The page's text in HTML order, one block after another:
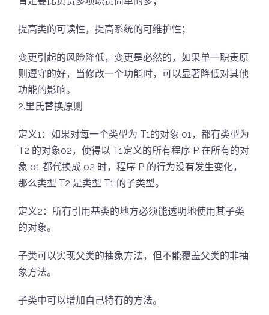
提高类的可读性，提高系统的可维护性；
变更引起的风险降低，变更是必然的，如果单一职责原
则遵守的好，当修改一个功能时，可以显著降低对其他
功能的影响。
2.里氏替换原则
定义1：如果对每一个类型为 T1的对象 o1，都有类型为
T2 的对象o2，使得以 T1定义的所有程序 P 在所有的对
象 o1 都代换成 o2 时，程序 P 的行为没有发生变化，
那么类型 T2 是类型 T1 的子类型。
定义2：所有引用基类的地方必须能透明地使用其子类
的对象。
子类可以实现父类的抽象方法，但不能覆盖父类的非抽
象方法。
子类中可以增加自己特有的方法。